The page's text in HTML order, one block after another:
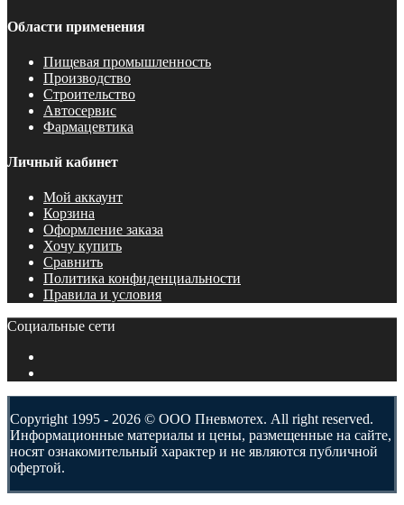
Области применения
Пищевая промышленность
Производство
Строительство
Автосервис
Фармацевтика
Личный кабинет
Мой аккаунт
Корзина
Оформление заказа
Хочу купить
Сравнить
Политика конфиденциальности
Правила и условия
Социальные сети
Copyright 1995 - 2026 © ООО Пневмотех. All right reserved.
Информационные материалы и цены, размещенные на сайте,
носят ознакомительный характер и не являются публичной
офертой.